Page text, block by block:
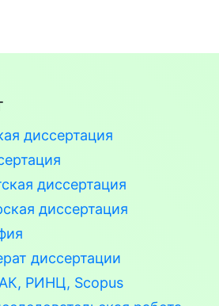
диссертация
диссертация
диссертация
диссертации
РИНЦ, Scopus